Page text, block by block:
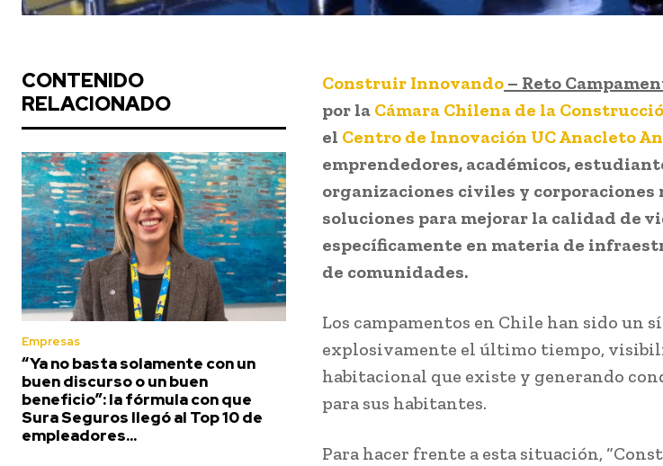
CONTENIDO
RELACIONADO
Empresas
“Ya no basta solamente con un
buen discurso o un buen
beneficio”: la fórmula con que
Sura Seguros llegó al Top 10 de
empleadores...
Construir Innovando – Reto
por la Cámara Chilena de la
el Centro de Innovación UC Anacleto
emprendedores, académicos,
organizaciones civiles y corporaciones
soluciones para mejorar la calidad de
específicamente en materia de
de comunidades.
Los campamentos en Chile han sido un
explosivamente el último tiempo,
habitacional que existe y generando
para sus habitantes.
Para hacer frente a esta situación,